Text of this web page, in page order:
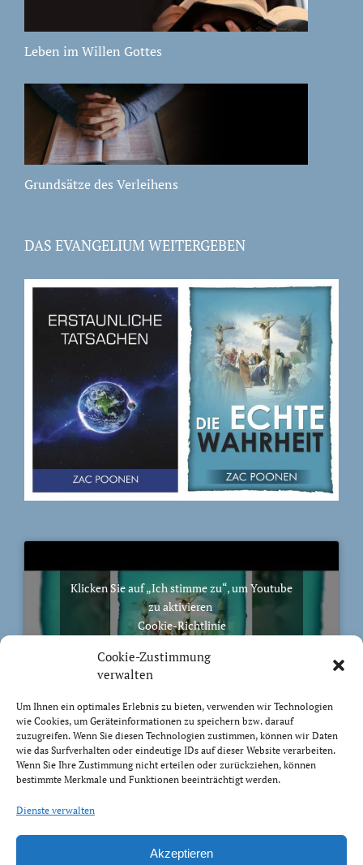
Cookie-Zustimmung
verwalten
Um Ihnen ein optimales Erlebnis zu bieten, verwenden wir Technologien
wie Cookies, um Geräteinformationen zu speichern bzw. darauf
zuzugreifen. Wenn Sie diesen Technologien zustimmen, können wir Daten
wie das Surfverhalten oder eindeutige IDs auf dieser Website verarbeiten.
Wenn Sie Ihre Zustimmung nicht erteilen oder zurückziehen, können
bestimmte Merkmale und Funktionen beeinträchtigt werden.
Dienste verwalten
Akzeptieren
Leben im Willen Gottes
Grundsätze des Verleihens
DAS EVANGELIUM WEITERGEBEN
Klicken Sie auf „Ich stimme zu“, um Youtube
zu aktivieren
Cookie-Richtlinie
Ich stimme zu
BIBELVERS DES TAGES
und lasst euch nicht wieder das Joch der Knechtschaft
auflegen!